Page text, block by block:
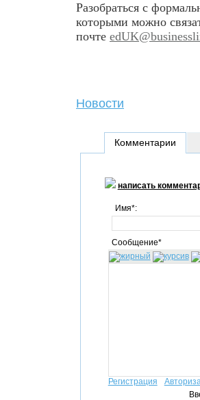
Разобраться с
которыми можно
почте
Новости
Комментарии
написать
Имя*:
Сообщение*
Регистрация